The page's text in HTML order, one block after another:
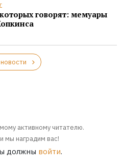
говорят: мемуары
активному читателю.
мы наградим вас!
должны войти.